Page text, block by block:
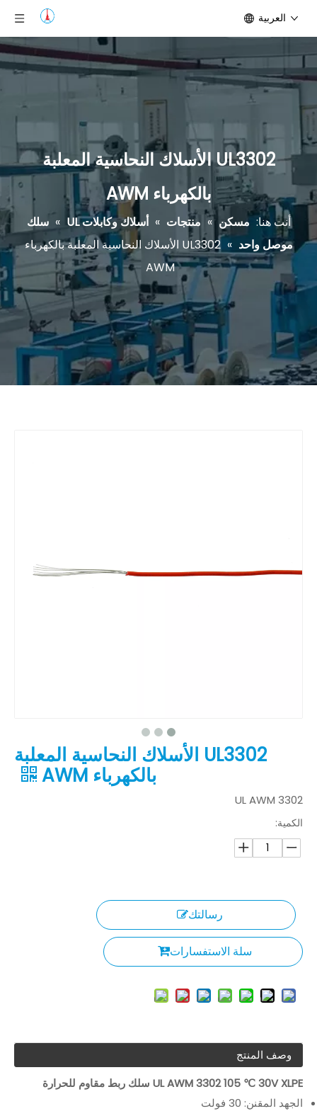
العربية
UL3302 الأسلاك النحاسية المعلبة
بالكهرباء AWM
أنت هنا: مسكن » منتجات » أسلاك وكابلات UL » سلك
موصل واحد »
UL3302 الأسلاك النحاسية المعلبة بالكهرباء
AWM
UL3302 الأسلاك النحاسية المعلبة
بالكهرباء AWM
UL AWM 3302
الكمية:
رسالتك
سلة الاستفسارات
وصف المنتج
UL AWM 3302 105 ℃ 30V XLPE سلك ربط مقاوم للحرارة
الجهد المقنن: 30 فولت